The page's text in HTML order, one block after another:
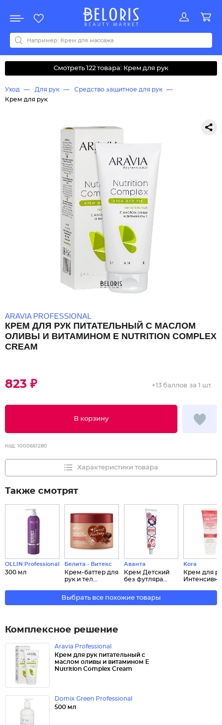
Акции
Все бренды
0-9ABCDEFGHIJKLMNOPQRSTUVWYZАБВДЗИМОКЛНПРСТУФ
Смотреть 122 товара: Крем для рук
Уход Для рук
Средство защитное для рук
Крем для рук
ARAVIA PROFESSIONAL
КРЕМ ДЛЯ РУК ПИТАТЕЛЬНЫЙ С МАСЛОМ
ОЛИВЫ И ВИТАМИНОМ Е NUTRITION COMPLEX
CREAM
823 ₽
В корзину
+13 баллов за 1 шт.
Код: 1000661280
Характеристики товара
Также смотрят
OLLIN Professional
300 мл
Белита - Витекс
Крем-баттер для
рук и тел...
Аванта
Крем Детский
без футляра...
Kora
Крем для
Выбрать все похожие товары
Комплексное решение
Aravia Professional
Крем для рук питательный с
маслом оливы и витамином Е
Nutrition Complex Cream
Domix Green Professional
500 мл